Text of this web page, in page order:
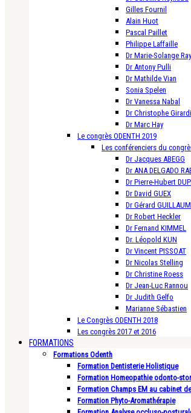
Gilles Fournil
Alain Huot
Pascal Paillet
Philippe Laffaille
Dr Marie-Solange
Dr Antony Pulli
Dr Mathilde Vian
Sonia Spelen
Dr Vanessa Nabal
Dr Christophe
Dr Marc Hay
Le congrès ODENTH 2019
Les conférenciers du
Dr Jacques ABEGG
Dr ANA DELGADO
Dr Pierre-Hubert
Dr David GUEX
Dr Gérard
Dr Robert Heckler
Dr Fernand KIMMEL
Dr. Léopold KUN
Dr Vincent PISSOAT
Dr Nicolas Stelling
Dr Christine Roess
Dr Jean-Luc Rannou
Dr Judith Gelfo
Marianne Sébastien
Le Congrès ODENTH 2018
Les congrès 2017 et 2016
FORMATIONS
Formations Odenth
Formation Dentisterie Holistique
Formation Homeopathie odonto-
Formation Champs EM au cabinet
Formation Phyto-Aromathérapie